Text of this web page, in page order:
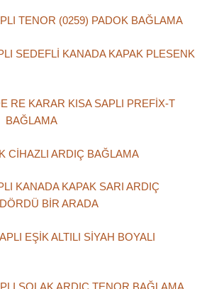
TENOR (0259) PADOK BAĞLAMA
SEDEFLİ KANADA KAPAK PLESENK
RE KARAR KISA SAPLI PREFİX-T
BAĞLAMA
CİHAZLI ARDIÇ BAĞLAMA
KANADA KAPAK SARI ARDIÇ
BİR ARADA
EŞİK ALTILI SİYAH BOYALI